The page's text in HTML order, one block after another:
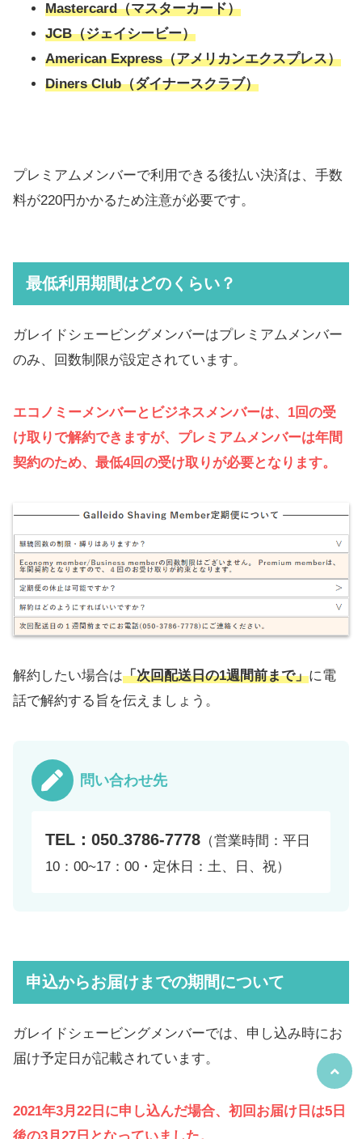
Mastercard（マスターカード）
JCB（ジェイシービー）
American Express（アメリカンエクスプレス）
Diners Club（ダイナースクラブ）
プレミアムメンバーで利用できる後払い決済は、手数
料が220円かかるため注意が必要です。
最低利用期間はどのくらい？
ガレイドシェービングメンバーはプレミアムメンバー
のみ、回数制限が設定されています。
エコノミーメンバーとビジネスメンバーは、1回の受
け取りで解約できますが、プレミアムメンバーは年間
契約のため、最低4回の受け取りが必要となります。
解約したい場合は「次回配送日の1週間前まで」に電
話で解約する旨を伝えましょう。
問い合わせ先
TEL：050₋3786-7778（営業時間：平日
10：00~17：00・定休日：土、日、祝）
申込からお届けまでの期間について
ガレイドシェービングメンバーでは、申し込み時にお
届け予定日が記載されています。
2021年3月22日に申し込んだ場合、初回お届け日は5日